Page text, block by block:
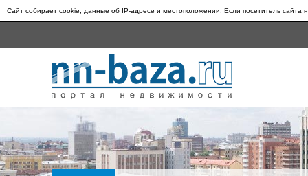
Сайт собирает cookie, данные об IP-адресе и местоположении. Если посетитель сайта